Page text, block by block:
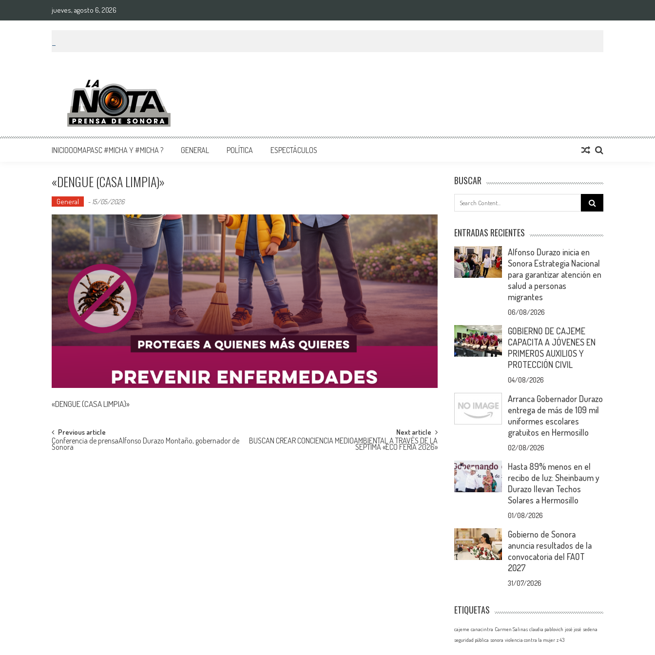
jueves, agosto 6, 2026
La Nota Prensa De Sonora
Noticias del día
INICIOOOMAPASC #MICHA Y #MICHA ? GENERAL POLÍTICA ESPECTÁCULOS
«DENGUE (CASA LIMPIA)»
General - 15/05/2026
«DENGUE (CASA LIMPIA)»
Post
navigation
Previous article
Conferencia de prensaAlfonso Durazo Montaño, gobernador de
Sonora
Next article
BUSCAN CREAR CONCIENCIA MEDIOAMBIENTAL A TRAVÉS DE LA
SÉPTIMA «ECO FERIA 2026»
BUSCAR
Search
for:
ENTRADAS RECIENTES
Alfonso Durazo inicia en
Sonora Estrategia Nacional
para garantizar atención en
salud a personas
migrantes
06/08/2026
GOBIERNO DE CAJEME
CAPACITA A JÓVENES EN
PRIMEROS AUXILIOS Y
PROTECCIÓN CIVIL
04/08/2026
Arranca Gobernador Durazo
entrega de más de 109 mil
uniformes escolares
gratuitos en Hermosillo
02/08/2026
Hasta 89% menos en el
recibo de luz: Sheinbaum y
Durazo llevan Techos
Solares a Hermosillo
01/08/2026
Gobierno de Sonora
anuncia resultados de la
convocatoria del FAOT
2027
31/07/2026
ETIQUETAS
cajeme canacintra Carmen Salinas claudia pablovich josé josé sedena
seguridad pública sonora violencia contra la mujer z 43